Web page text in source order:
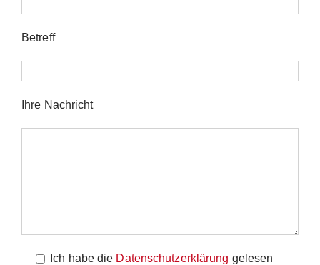
Betreff
Ihre Nachricht
Ich habe die Datenschutzerklärung gelesen